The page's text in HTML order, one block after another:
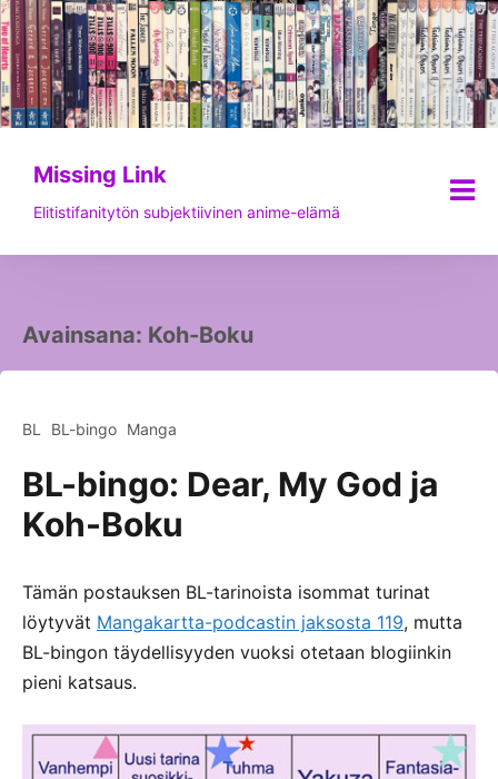
Siirry
sisältöön
Missing Link
Elitistifanitytön subjektiivinen anime-elämä
Avainsana: Koh-Boku
BL BL-bingo Manga
BL-bingo: Dear, My God ja
Koh-Boku
Tämän postauksen BL-tarinoista isommat turinat
löytyvät Mangakartta-podcastin jaksosta 119, mutta
BL-bingon täydellisyyden vuoksi otetaan blogiinkin
pieni katsaus.